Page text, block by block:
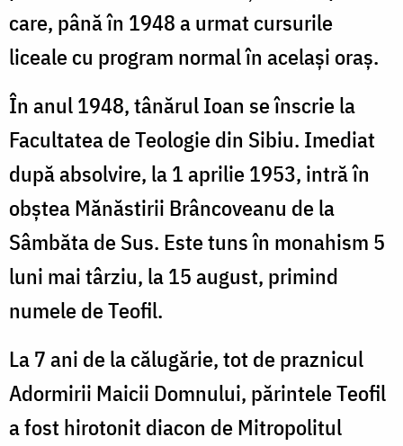
care, până în 1948 a urmat cursurile
liceale cu program normal în același oraș.
În anul 1948, tânărul Ioan se înscrie la
Facultatea de Teologie din Sibiu. Imediat
după absolvire, la 1 aprilie 1953, intră în
obștea Mănăstirii Brâncoveanu de la
Sâmbăta de Sus. Este tuns în monahism 5
luni mai târziu, la 15 august, primind
numele de Teofil.
La 7 ani de la călugărie, tot de praznicul
Adormirii Maicii Domnului, părintele Teofil
a fost hirotonit diacon de Mitropolitul